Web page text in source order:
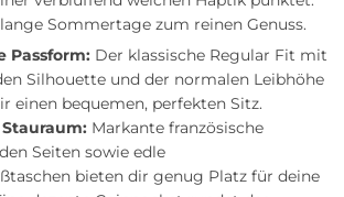
Sommertage zum reinen Genuss.
Passform: Der klassische Regular Fit mit
Silhouette und der normalen Leibhöhe
einen bequemen, perfekten Sitz.
Markante französische
Seiten sowie edle
bieten dir genug Platz für deine